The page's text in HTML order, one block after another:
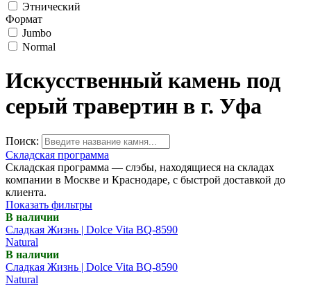
Этнический
Формат
Jumbo
Normal
Искусственный камень под
серый травертин в г. Уфа
Поиск:
Складская программа
Складская программа — слэбы, находящиеся на складах
компании в Москве и Краснодаре, с быстрой доставкой до
клиента.
Показать фильтры
В наличии
Сладкая Жизнь | Dolce Vita BQ-8590
Natural
В наличии
Сладкая Жизнь | Dolce Vita BQ-8590
Natural